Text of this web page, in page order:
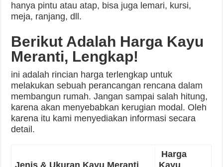
hanya pintu atau atap, bisa juga lemari, kursi,
meja, ranjang, dll.
Berikut Adalah Harga Kayu
Meranti, Lengkap!
ini adalah rincian harga terlengkap untuk
melakukan sebuah perancangan rencana dalam
membangun rumah. Jangan sampai salah hitung,
karena akan menyebabkan kerugian modal. Oleh
karena itu kami menyediakan informasi secara
detail.
Jenis & Ukuran Kayu Meranti
Harga
Kayu